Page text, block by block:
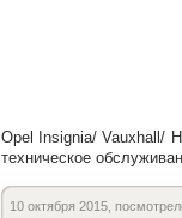
Opel Insignia/ Vauxhall/
техническое
10 октября 2015,